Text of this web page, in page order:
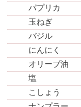
パプリカ
玉ねぎ
バジル
にんにく
オリーブ油
塩
こしょう